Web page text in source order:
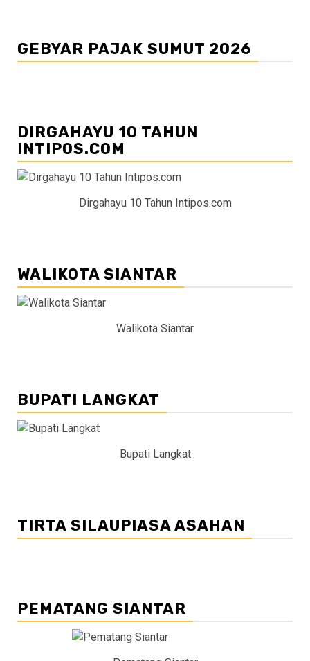
GEBYAR PAJAK SUMUT 2026
DIRGAHAYU 10 TAHUN
INTIPOS.COM
Dirgahayu 10 Tahun Intipos.com
WALIKOTA SIANTAR
Walikota Siantar
BUPATI LANGKAT
Bupati Langkat
TIRTA SILAUPIASA ASAHAN
PEMATANG SIANTAR